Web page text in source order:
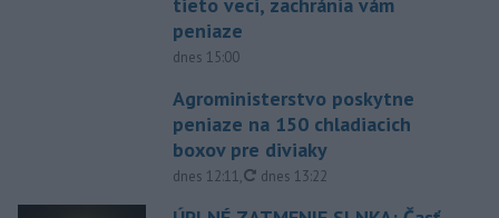
peniaze
dnes 15:00
Agroministerstvo poskytne
peniaze na 150 chladiacich
boxov pre diviaky
dnes 12:11, aktualizované
dnes 13:22